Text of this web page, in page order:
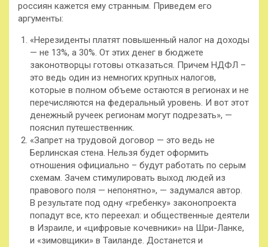
россиян кажется ему странным. Приведем его
аргументы:
«Нерезиденты платят повышенный налог на доходы
— не 13%, а 30%. От этих денег в бюджете
законотворцы готовы отказаться. Причем НДФЛ –
это ведь один из немногих крупных налогов,
которые в полном объеме остаются в регионах и не
перечисляются на федеральный уровень. И вот этот
денежный ручеек регионам могут подрезать», —
пояснил путешественник.
«Запрет на трудовой договор — это ведь не
Берлинская стена. Нельзя будет оформить
отношения официально – будут работать по серым
схемам. Зачем стимулировать выход людей из
правового поля — непонятно», — задумался автор.
В результате под одну «гребенку» законопроекта
попадут все, кто переехал: и общественные деятели
в Израиле, и «цифровые кочевники» на Шри-Ланке,
и «зимовщики» в Таиланде. Достанется и